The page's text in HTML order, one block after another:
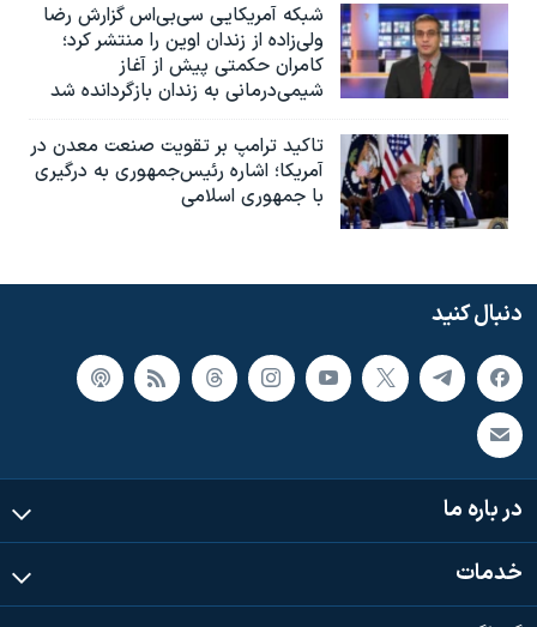
شبکه آمریکایی سی‌بی‌‌اس گزارش رضا
ولی‌زاده از زندان اوین را منتشر کرد؛
کامران حکمتی پیش از آغاز
شیمی‌درمانی به زندان بازگردانده شد
تاکید ترامپ بر تقویت صنعت معدن در
آمریکا؛ اشاره رئیس‌جمهوری به درگیری
با جمهوری اسلامی
دنبال کنید
در باره ما
خدمات